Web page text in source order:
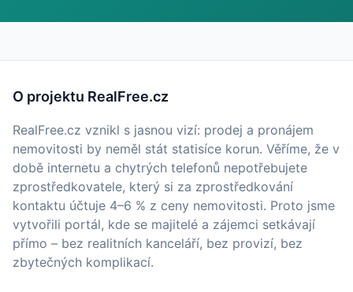
O projektu RealFree.cz
RealFree.cz vznikl s jasnou vizí: prodej a pronájem
nemovitosti by neměl stát statisíce korun. Věříme, že v
době internetu a chytrých telefonů nepotřebujete
zprostředkovatele, který si za zprostředkování
kontaktu účtuje 4–6 % z ceny nemovitosti. Proto jsme
vytvořili portál, kde se majitelé a zájemci setkávají
přímo – bez realitních kanceláří, bez provizí, bez
zbytečných komplikací.